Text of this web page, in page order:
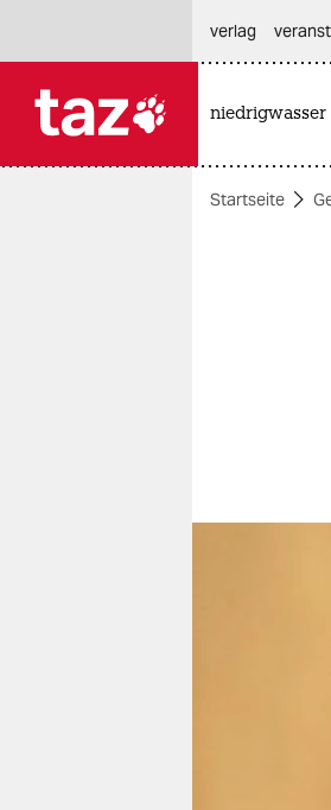
themen
verlag
niedrigwasser
Startseite